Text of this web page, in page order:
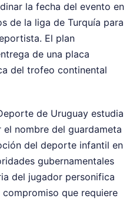
la fecha del evento en
de la liga de Turquía para
El plan
de una placa
del trofeo continental
de Uruguay estudia
nombre del guardameta
del deporte infantil en
gubernamentales
del jugador personifica
que requiere